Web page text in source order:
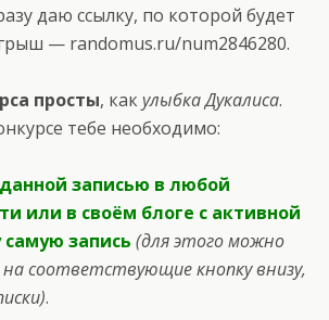
даю ссылку, по которой будет
— randomus.ru/num2846280.
просты, какулыбка Дукалиса.
тебе необходимо:
записью в любой
или в своём блоге с активной
самую запись (для этого можно
соответствующие кнопку внизу,
.